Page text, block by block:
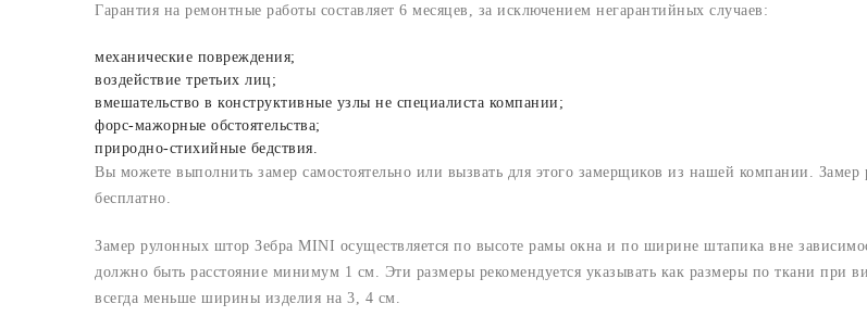
Гарантия на ремонтные работы составляет 6 месяцев, за исключением негарантийных случаев:
механические повреждения;
воздействие третьих лиц;
вмешательство в конструктивные узлы не специалиста компании;
форс-мажорные обстоятельства;
природно-стихийные бедствия.
Вы можете выполнить замер самостоятельно или вызвать для этого замерщиков из нашей компании.
бесплатно.
Замер рулонных штор Зебра MINI осуществляется по высоте рамы окна и по ширине штапика вне
должно быть расстояние минимум 1 см. Эти размеры рекомендуется указывать как размеры по ткани
всегда меньше ширины изделия на 3, 4 см.